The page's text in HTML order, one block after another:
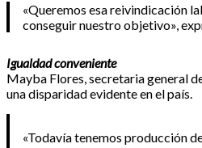
«Queremos esa reivindicación
conseguir nuestro objetivo»,
Igualdad conveniente
Mayba Flores, secretaria general
una disparidad evidente en el país.
«Todavía tenemos producción